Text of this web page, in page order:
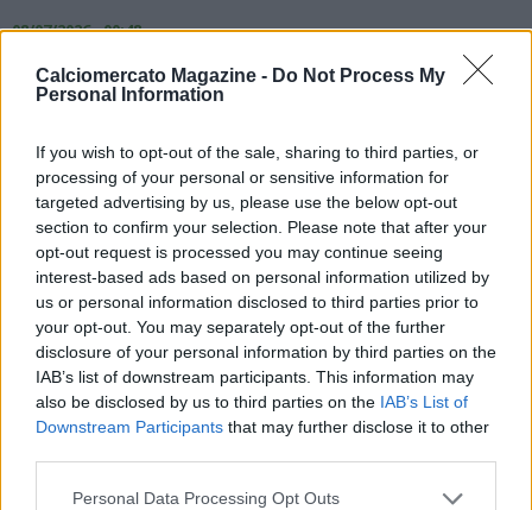
Calciomercato Magazine - Do Not Process My
Personal Information
If you wish to opt-out of the sale, sharing to third parties, or
processing of your personal or sensitive information for
targeted advertising by us, please use the below opt-out
section to confirm your selection. Please note that after your
opt-out request is processed you may continue seeing
interest-based ads based on personal information utilized by
us or personal information disclosed to third parties prior to
your opt-out. You may separately opt-out of the further
disclosure of your personal information by third parties on the
IAB’s list of downstream participants. This information may
also be disclosed by us to third parties on the IAB’s List of
Downstream Participants that may further disclose it to other
Personal Data Processing Opt Outs
08/07/2026 - 00:48
Aurelio De Laurentiis ha affermato che con quarantasette
giocatori non potrà comprare nessuno e che prima sarà
centrocampista, a TuttoMercatoWeb Radio: "Qualcosa
bisognerà fare, ma prima bisogna vendere. Più avanti
eventualmente potrà andare a puntare qualche obiettivo".